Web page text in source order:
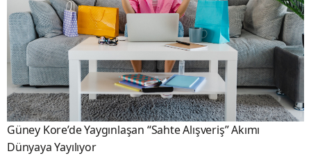
Güney Kore’de Yaygınlaşan “Sahte Alışveriş” Akımı
Dünyaya Yayılıyor